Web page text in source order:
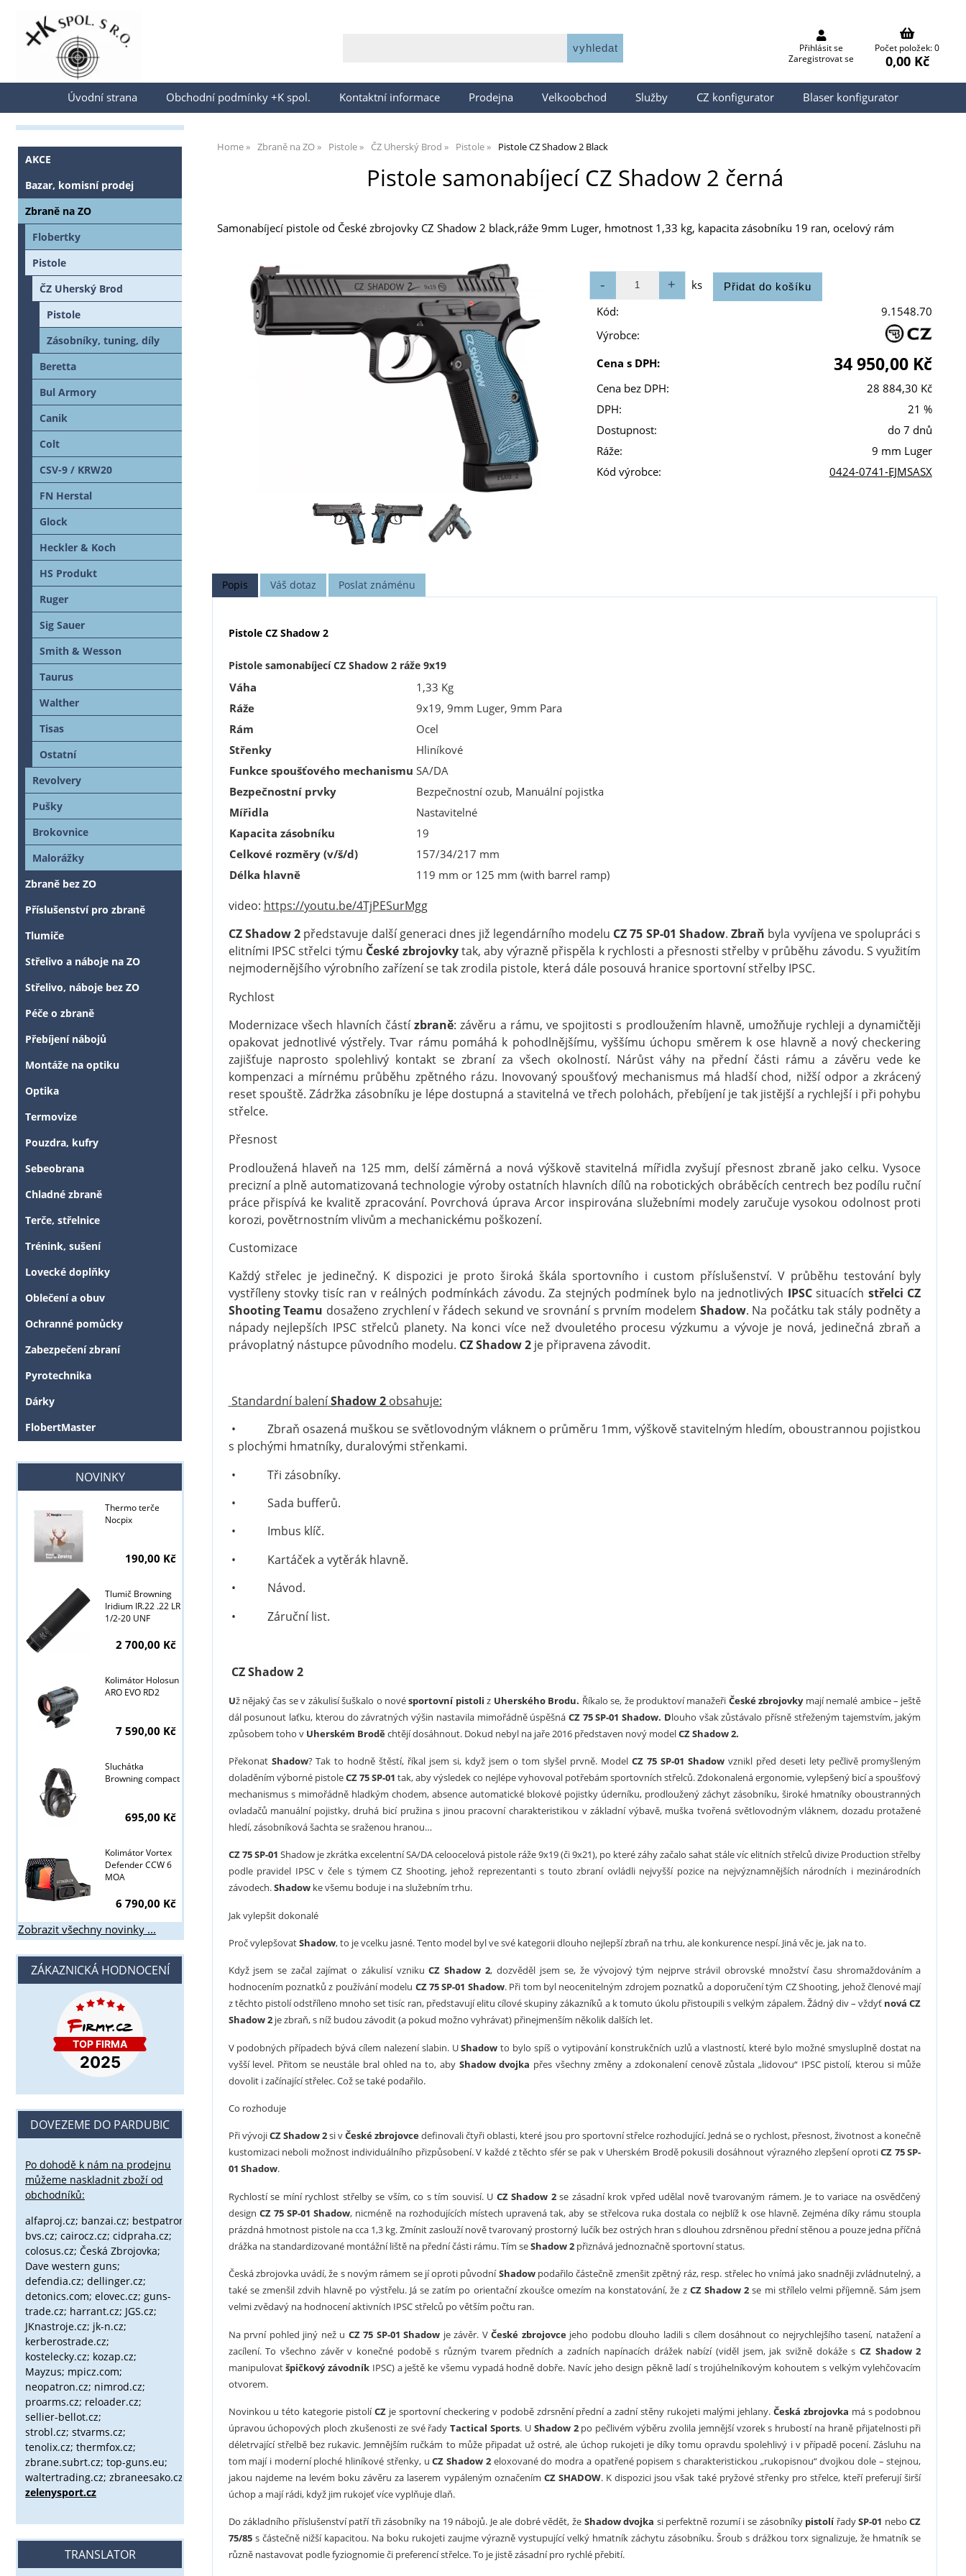
Přihlásit se
Přihlásit se
Zaregistrovat se
Počet položek: 0
0,00 Kč
Úvodní strana Obchodní podmínky +K spol. Kontaktní informace Prodejna Velkoobchod Služby CZ konfigurator Blaser konfigurator
Home Zbraně na ZO Pistole ČZ Uherský Brod Pistole Pistole CZ Shadow 2 Black
Pistole samonabíjecí CZ Shadow 2 černá
Samonabíjecí pistole od České zbrojovky CZ Shadow 2 black,ráže 9mm Luger, hmotnost 1,33 kg, kapacita zásobníku 19 ran, ocelový rám
ks
Kód:
9.1548.70
Výrobce:
Cena s DPH:
34 950,00 Kč
Cena bez DPH:
28 884,30 Kč
DPH:
21 %
Dostupnost:
do 7 dnů
Ráže:
9 mm Luger
Kód výrobce:
0424-0741-EJMSASX
Popis Váš dotaz Poslat známénu
Pistole CZ Shadow 2
Pistole samonabíjecí CZ Shadow 2 ráže 9x19
Váha
1,33 Kg
Ráže
9x19, 9mm Luger, 9mm Para
Rám
Ocel
Střenky
Hliníkové
Funkce spoušťového mechanismu SA/DA
Bezpečnostní prvky
Bezpečnostní ozub, Manuální pojistka
Mířidla
Nastavitelné
Kapacita zásobníku
19
Celkové rozměry (v/š/d)
157/34/217 mm
Délka hlavně
119 mm or 125 mm (with barrel ramp)
video: https://youtu.be/4TjPESurMgg
CZ Shadow 2 představuje další generaci dnes již legendárního modelu CZ 75 SP-01 Shadow.Zbraň byla vyvíjena ve spolupráci s
elitními IPSC střelci týmu České zbrojovkytak, aby výrazně přispěla k rychlosti a přesnosti střelby v průběhu závodu. S využitím
nejmodernějšího výrobního zařízení se tak zrodila pistole, která dále posouvá hranice sportovní střelby IPSC.
Rychlost
Modernizace všech hlavních částízbraně: závěru a rámu, ve spojitosti s prodloužením hlavně, umožňuje rychleji a dynamičtěji
opakovat jednotlivé výstřely. Tvar rámu pomáhá k pohodlnějšímu, vyššímu úchopu směrem k ose hlavně a nový checkering
zajišťuje naprosto spolehlivý kontakt se zbraní za všech okolností. Nárůst váhy na přední části rámu a závěru vede ke
kompenzaci a mírnému průběhu zpětného rázu. Inovovaný spoušťový mechanismus má hladší chod, nižší odpor a zkrácený
reset spouště. Zádržka zásobníku je lépe dostupná a stavitelná ve třech polohách, přebíjení je tak jistější a rychlejší i při pohybu
střelce.
Přesnost
Prodloužená hlaveň na 125 mm, delší záměrná a nová výškově stavitelná mířidla zvyšují přesnost zbraně jako celku. Vysoce
precizní a plně automatizovaná technologie výroby ostatních hlavních dílů na robotických obráběcích centrech bez podílu ruční
práce přispívá ke kvalitě zpracování. Povrchová úprava Arcor inspirována služebními modely zaručuje vysokou odolnost proti
korozi, povětrnostním vlivům a mechanickému poškození.
Customizace
Každý střelec je jedinečný. K dispozici je proto široká škála sportovního i custom příslušenství. V průběhu testování byly
vystříleny stovky tisíc ran v reálných podmínkách závodu. Za stejných podmínek bylo na jednotlivých IPSCsituacích střelci CZ
Shooting Teamu dosaženo zrychlení v řádech sekund ve srovnání s prvním modelem Shadow. Na počátku tak stály podněty a
nápady nejlepších IPSC střelců planety. Na konci více než dvouletého procesu výzkumu a vývoje je nová, jedinečná zbraň a
právoplatný nástupce původního modelu. CZ Shadow 2je připravena závodit.
Standardní baleníShadow 2 obsahuje:
• Zbraň osazená muškou se světlovodným vláknem o průměru 1mm, výškově stavitelným hledím, oboustrannou pojistkou
s plochými hmatníky, duralovými střenkami.
• Tři zásobníky.
• Sada bufferů.
• Imbus klíč.
• Kartáček a vytěrák hlavně.
• Návod.
• Záruční list.
CZ Shadow 2
Už nějaký čas se v zákulisí šuškalo o novésportovní pistoliz Uherského Brodu. Říkalo se, že produktoví manažeři České zbrojovky mají nemalé ambice – ještě
dál posunout laťku, kterou do závratných výšin nastavila mimořádně úspěšná CZ 75 SP-01 Shadow. Dlouho však zůstávalo přísně střeženým tajemstvím, jakým
způsobem toho v Uherském Broděchtějí dosáhnout. Dokud nebyl na jaře 2016 představen nový modelCZ Shadow 2.
Překonat Shadow? Tak to hodně štěstí, říkal jsem si, když jsem o tom slyšel prvně. Model CZ 75 SP-01 Shadowvznikl před deseti lety pečlivě promyšleným
doladěním výborné pistoleCZ 75 SP-01 tak, aby výsledek co nejlépe vyhovoval potřebám sportovních střelců. Zdokonalená ergonomie, vylepšený bicí a spoušťový
mechanismus s mimořádně hladkým chodem, absence automatické blokové pojistky úderníku, prodloužený záchyt zásobníku, široké hmatníky oboustranných
ovladačů manuální pojistky, druhá bicí pružina s jinou pracovní charakteristikou v základní výbavě, muška tvořená světlovodným vláknem, dozadu protažené
hledí, zásobníková šachta se sraženou hranou…
CZ 75 SP-01 Shadow je zkrátka excelentní SA/DA celoocelová pistole ráže 9x19 (či 9x21), po které záhy začalo sahat stále víc elitních střelců divize Production střelby
podle pravidel IPSC v čele s týmem CZ Shooting, jehož reprezentanti s touto zbraní ovládli nejvyšší pozice na nejvýznamnějších národních i mezinárodních
závodech.Shadowke všemu boduje i na služebním trhu.
Jak vylepšit dokonalé
Proč vylepšovatShadow, to je vcelku jasné. Tento model byl ve své kategorii dlouho nejlepší zbraň na trhu, ale konkurence nespí. Jiná věc je, jak na to.
Když jsem se začal zajímat o zákulisí vznikuCZ Shadow 2, dozvěděl jsem se, že vývojový tým nejprve strávil obrovské množství času shromaždováním a
hodnocením poznatků z používání modelu CZ 75 SP-01 Shadow. Při tom byl neocenitelným zdrojem poznatků a doporučení tým CZ Shooting, jehož členové mají
z těchto pistolí odstříleno mnoho set tisíc ran, představují elitu cílové skupiny zákazníků a k tomuto úkolu přistoupili s velkým zápalem. Žádný div – vždyť nová CZ
Shadow 2je zbraň, s níž budou závodit (a pokud možno vyhrávat) přinejmenším několik dalších let.
V podobných případech bývá cílem nalezení slabin. UShadow to bylo spíš o vytipování konstrukčních uzlů a vlastností, které bylo možné smysluplně dostat na
vyšší level. Přitom se neustále bral ohled na to, aby Shadow dvojka přes všechny změny a zdokonalení cenově zůstala „lidovou“ IPSC pistolí, kterou si může
dovolit i začínající střelec. Což se také podařilo.
Co rozhoduje
Při vývojiCZ Shadow 2si vČeské zbrojovcedefinovali čtyři oblasti, které jsou pro sportovní střelce rozhodující. Jedná se o rychlost, přesnost, životnost a konečně
kustomizaci neboli možnost individuálního přizpůsobení. V každé z těchto sfér se pak v Uherském Brodě pokusili dosáhnout výrazného zlepšení oprotiCZ 75 SP-
01 Shadow.
Rychlostí se míní rychlost střelby se vším, co s tím souvisí. U CZ Shadow 2se zásadní krok vpřed udělal nově tvarovaným rámem. Je to variace na osvědčený
design CZ 75 SP-01 Shadow, nicméně na rozhodujících místech upravená tak, aby se střelcova ruka dostala co nejblíž k ose hlavně. Zejména díky rámu stoupla
prázdná hmotnost pistole na cca 1,3 kg. Zmínit zaslouží nově tvarovaný prostorný lučík bez ostrých hran s dlouhou zdrsněnou přední stěnou a pouze jedna příčná
drážka na standardizované montážní liště na přední části rámu. Tím seShadow 2přiznává jednoznačně sportovní status.
Česká zbrojovka uvádí, že s novým rámem se jí oproti původníShadowpodařilo částečně zmenšit zpětný ráz, resp. střelec ho vnímá jako snadněji zvládnutelný, a
také se zmenšil zdvih hlavně po výstřelu. Já se zatím po orientační zkoušce omezím na konstatování, že z CZ Shadow 2 se mi střílelo velmi příjemně. Sám jsem
velmi zvědavý na hodnocení aktivních IPSC střelců po větším počtu ran.
Na první pohled jiný než u CZ 75 SP-01 Shadow je závěr. VČeské zbrojovcejeho podobu dlouho ladili s cílem dosáhnout co nejrychlejšího tasení, natažení a
zacílení. To všechno závěr v konečné podobě s různým tvarem předních a zadních napínacích drážek nabízí (viděl jsem, jak svižně dokáže sCZ Shadow 2
manipulovatšpičkový závodník IPSC) a ještě ke všemu vypadá hodně dobře. Navíc jeho design pěkně ladí s trojúhelníkovým kohoutem s velkým vylehčovacím
otvorem.
Novinkou u této kategorie pistolíCZ je sportovní checkering v podobě zdrsnění přední a zadní stěny rukojeti malými jehlany. Česká zbrojovka má s podobnou
úpravou úchopových ploch zkušenosti ze své řadyTactical Sports. U Shadow 2po pečlivém výběru zvolila jemnější vzorek s hrubostí na hraně přijatelnosti při
déletrvající střelbě bez rukavic. Jemnějším ručkám to může připadat už ostré, ale úchop rukojeti je díky tomu opravdu spolehlivý i v případě pocení. Zásluhu na
tom mají i moderní ploché hliníkové střenky, u CZ Shadow 2eloxované do modra a opatřené popisem s charakteristickou „rukopisnou“ dvojkou dole – stejnou,
jakou najdeme na levém boku závěru za laserem vypáleným označením CZ SHADOW. K dispozici jsou však také pryžové střenky pro střelce, kteří preferují širší
úchop a mají rádi, když jim rukojeť více vyplňuje dlaň.
Do základního příslušenství patří tři zásobníky na 19 nábojů. Je ale dobré vědět, že Shadow dvojka si perfektně rozumí i se zásobníky pistolířadySP-01 neboCZ
75/85s částečně nižší kapacitou. Na boku rukojeti zaujme výrazně vystupující velký hmatník záchytu zásobníku. Šroub s drážkou torx signalizuje, že hmatník se
různě nastavovat podle fyziognomie či preferencí střelce. To je jistě zásadní pro rychlé přebití.
AKCE
Bazar, komisní prodej
Zbraně na ZO
Flobertky
Pistole
ČZ Uherský Brod
Pistole
Zásobníky, tuning, díly
Beretta
Bul Armory
Canik
Colt
CSV-9 / KRW20
FN Herstal
Glock
Heckler & Koch
HS Produkt
Ruger
Sig Sauer
Smith & Wesson
Taurus
Walther
Tisas
Ostatní
Revolvery
Pušky
Brokovnice
Malorážky
Zbraně bez ZO
Příslušenství pro zbraně
Tlumiče
Střelivo a náboje na ZO
Střelivo, náboje bez ZO
Péče o zbraně
Přebíjení nábojů
Montáže na optiku
Optika
Termovize
Pouzdra, kufry
Sebeobrana
Chladné zbraně
Terče, střelnice
Trénink, sušení
Lovecké doplňky
Oblečení a obuv
Ochranné pomůcky
Zabezpečení zbraní
Pyrotechnika
Dárky
FlobertMaster
NOVINKY
Thermo terče
Nocpix
190,00 Kč
Tlumič Browning
Iridium IR.22 .22 LR
1/2-20 UNF
2 700,00 Kč
Kolimátor Holosun
ARO EVO RD2
7 590,00 Kč
Sluchátka
Browning compact
695,00 Kč
Kolimátor Vortex
Defender CCW 6
MOA
6 790,00 Kč
Zobrazit všechny novinky ...
ZÁKAZNICKÁ HODNOCENÍ
DOVEZEME DO PARDUBIC
Po dohodě k nám na prodejnu
můžeme naskladnit zboží od
obchodníků:
alfaproj.cz; banzai.cz; bestpatron.eu; beretta.cz; binox.cz;
bvs.cz; cairocz.cz; cidpraha.cz;
colosus.cz; Česká Zbrojovka;
Dave western guns;
defendia.cz; dellinger.cz;
detonics.com; elovec.cz; guns-
trade.cz; harrant.cz; JGS.cz;
JKnastroje.cz; jk-n.cz;
kerberostrade.cz;
kostelecky.cz; kozap.cz;
Mayzus; mpicz.com;
neopatron.cz; nimrod.cz;
proarms.cz; reloader.cz;
sellier-bellot.cz;
strobl.cz; stvarms.cz;
tenolix.cz; thermfox.cz;
zbrane.subrt.cz; top-guns.eu;
waltertrading.cz; zbraneesako.cz;
zelenysport.cz
TRANSLATOR
Tyto stránky jsou určeny pouze odborné veřejnosti od 18 let a podnikatelům v oblasti zbraně a